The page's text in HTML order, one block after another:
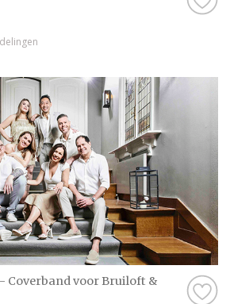
Coverband voor Bruiloft &